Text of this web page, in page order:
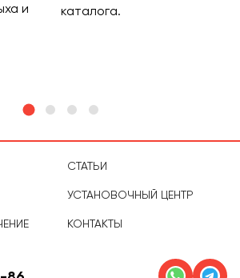
и
каталога.
СТАТЬИ
УСТАНОВОЧНЫЙ ЦЕНТР
КОНТАКТЫ